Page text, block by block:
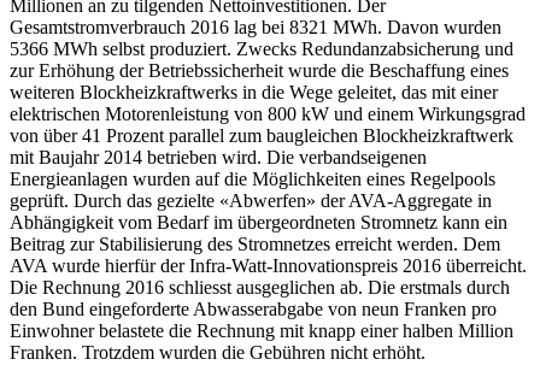
Millionen an zu tilgenden Nettoinvestitionen. Der
Gesamtstromverbrauch 2016 lag bei 8321 MWh. Davon wurden
5366 MWh selbst produziert. Zwecks Redundanzabsicherung und
zur Erhöhung der Betriebssicherheit wurde die Beschaffung eines
weiteren Blockheizkraftwerks in die Wege geleitet, das mit einer
elektrischen Motorenleistung von 800 kW und einem Wirkungsgrad
von über 41 Prozent parallel zum baugleichen Blockheizkraftwerk
mit Baujahr 2014 betrieben wird. Die verbandseigenen
Energieanlagen wurden auf die Möglichkeiten eines Regelpools
geprüft. Durch das gezielte «Abwerfen» der AVA-Aggregate in
Abhängigkeit vom Bedarf im übergeordneten Stromnetz kann ein
Beitrag zur Stabilisierung des Stromnetzes erreicht werden. Dem
AVA wurde hierfür der Infra-Watt-Innovationspreis 2016 überreicht.
Die Rechnung 2016 schliesst ausgeglichen ab. Die erstmals durch
den Bund eingeforderte Abwasserabgabe von neun Franken pro
Einwohner belastete die Rechnung mit knapp einer halben Million
Franken. Trotzdem wurden die Gebühren nicht erhöht.